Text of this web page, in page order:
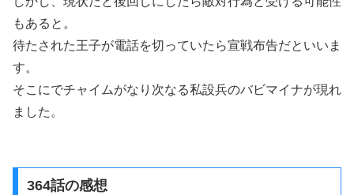
もあると。
待たされた王子が電話を切っていたら宣戦布告だといいま
す。
そこにでチャイムがなり次なる私設兵のバビマイナが現れ
ました。
364話の感想